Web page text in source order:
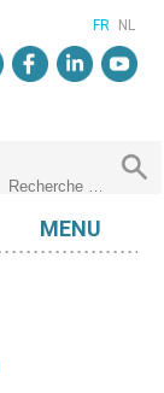
FR NL
MENU